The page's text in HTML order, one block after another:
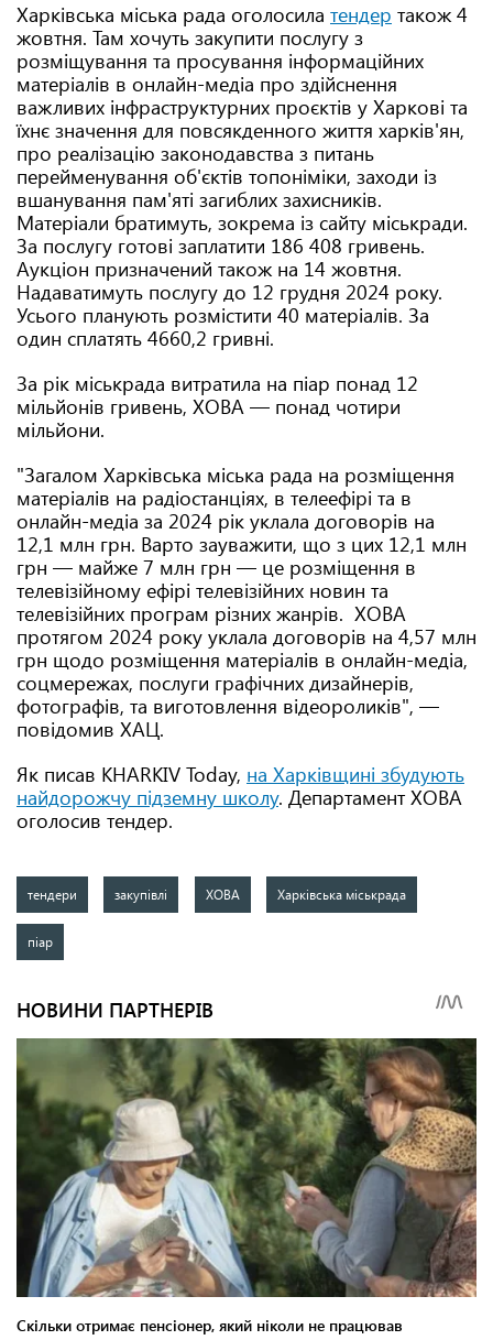
Харківська міська рада оголосила тендер також 4
жовтня. Там хочуть закупити послугу з
розміщування та просування інформаційних
матеріалів в онлайн-медіа про здійснення
важливих інфраструктурних проєктів у Харкові та
їхнє значення для повсякденного життя харків'ян,
про реалізацію законодавства з питань
перейменування об'єктів топоніміки, заходи із
вшанування пам'яті загиблих захисників.
Матеріали братимуть, зокрема із сайту міськради.
За послугу готові заплатити 186 408 гривень.
Аукціон призначений також на 14 жовтня.
Надаватимуть послугу до 12 грудня 2024 року.
Усього планують розмістити 40 матеріалів. За
один сплатять 4660,2 гривні.
За рік міськрада витратила на піар понад 12
мільйонів гривень, ХОВА — понад чотири
мільйони.
"Загалом Харківська міська рада на розміщення
матеріалів на радіостанціях, в телеефірі та в
онлайн-медіа за 2024 рік уклала договорів на
12,1 млн грн. Варто зауважити, що з цих 12,1 млн
грн — майже 7 млн грн — це розміщення в
телевізійному ефірі телевізійних новин та
телевізійних програм різних жанрів. ХОВА
протягом 2024 року уклала договорів на 4,57 млн
грн щодо розміщення матеріалів в онлайн-медіа,
соцмережах, послуги графічних дизайнерів,
фотографів, та виготовлення відеороликів", —
повідомив ХАЦ.
Як писав KHARKIV Today, на Харківщині збудують
найдорожчу підземну школу. Департамент ХОВА
оголосив тендер.
тендери закупівлі ХОВА Харківська міськрада
піар